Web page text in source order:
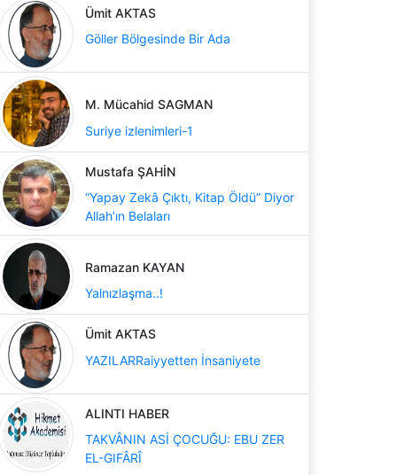
Ümit AKTAS
Göller Bölgesinde Bir Ada
M. Mücahid SAGMAN
Suriye izlenimleri-1
Mustafa ŞAHİN
“Yapay Zekâ Çıktı, Kitap Öldü” Diyor
Allah’ın Belaları
Ramazan KAYAN
Yalnızlaşma..!
Ümit AKTAS
YAZILARRaiyyetten İnsaniyete
ALINTI HABER
TAKVÂNIN ASİ ÇOCUĞU: EBU ZER
EL-GIFÂRÎ